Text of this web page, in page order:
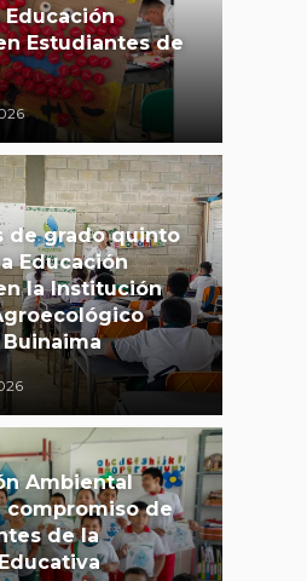
Estudiantes de
de grado quinto
Educación
la Institución
Ambiental
de
de la